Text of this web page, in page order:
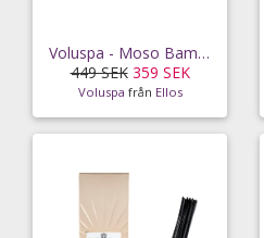
Voluspa - Moso Bamboo - 3 Wick Candle in Decorative Tin 40h
449 SEK 359 SEK
Voluspa från Ellos